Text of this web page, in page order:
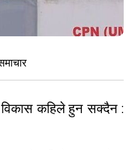
विकास कहिले हुन सक्दैन :